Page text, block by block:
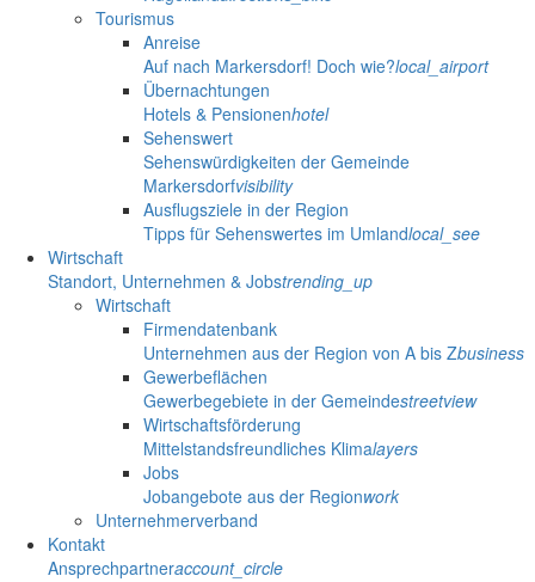
Tourismus
Anreise
Auf nach Markersdorf! Doch wie?local_airport
Übernachtungen
Hotels & Pensionenhotel
Sehenswert
Sehenswürdigkeiten der Gemeinde
Markersdorfvisibility
Ausflugsziele in der Region
Tipps für Sehenswertes im Umlandlocal_see
Wirtschaft
Standort, Unternehmen & Jobstrending_up
Wirtschaft
Firmendatenbank
Unternehmen aus der Region von A bis Zbusiness
Gewerbeflächen
Gewerbegebiete in der Gemeindestreetview
Wirtschaftsförderung
Mittelstandsfreundliches Klimalayers
Jobs
Jobangebote aus der Regionwork
Unternehmerverband
Kontakt
Ansprechpartneraccount_circle